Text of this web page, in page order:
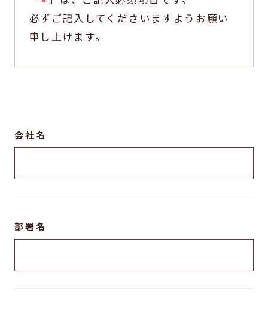
必ずご記入してくださいますようお願い
申し上げます。
会社名
部署名